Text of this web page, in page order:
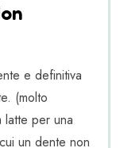
e definitiva
(molto
per una
un dente non